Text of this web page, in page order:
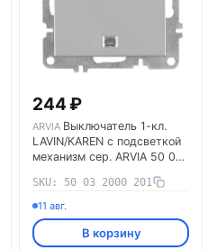
244 ₽
ARVIA Выключатель 1-кл.
LAVIN/KAREN с подсветкой
механизм сер. ARVIA 50 03
SKU: 50 03 2000 201
11 авг.
В корзину